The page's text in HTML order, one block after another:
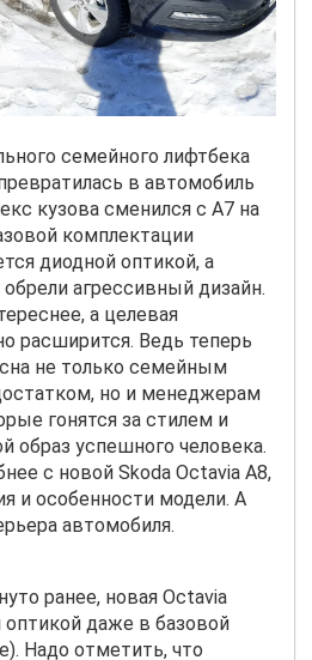
семейного лифтбека
в автомобиль
кузова сменился с A7 на
комплектации
диодной оптикой, а
агрессивный дизайн.
а целевая
расширится. Ведь теперь
не только семейным
но и менеджерам
гонятся за стилем и
образ успешного человека.
с новой Skoda Octavia A8,
и особенности модели. А
автомобиля.
ранее, новая Octavia
даже в базовой
). Надо отметить, что